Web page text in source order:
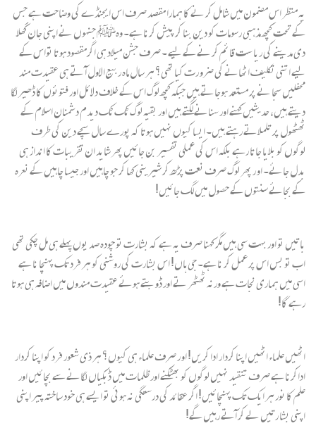
یہ منظر اس مضمون میں شامل کر نے کا ہمارا مقصد صرف اس ایجنڈے کی وضاحت ہے جس
کے تحت کچھ مذہبی رسومات کو دین بنا کر پیش کرنا ہے۔ وہﷺ جنہوں نے اپنی جان گھلا
دی مدینے کی ریا ست قائم کر نے کے لیے ۔ صرف جشن میلاد ہی اگرمقصود ہوتا تواس کے
لیے اتنی تکلیف اٹھانے کی ضرو رت کیا تھی؟ ہر سال ماہ ربیع الاول آ تے ہی عقیدت مند
محفلیں سجا نے پر مستعد ہوجاتے ہیں جبکہ کچھ لوگ اس کے خلاف دلائل اور فتوئوں کا ڈھیر لگا
دیتے ہیں، حدیثیں کہنے اور سنانے لگتے ہیں اور بقیہ لوگ ٹک ٹک دیدم دشمنان اسلام کے
ٹھٹھول پر تلملاتے رہتے ہیں۔ ایسا کیوں نہیں ہوتا کہ پورے سال سچے دین کی طرف
لوگوں کو بلایا جاتا رہے بلکہ اس کی عملی تفسیر بن جائیں پھر شاید ان تقریبات کا انداز ہی
بدل جائے۔ او ر پھر لوگ صرف نعت پڑھ کر شیرینی کھا کر جو چاہیں اور جیسا چاہیں کے نعرہ
کے بجائے سنتوں کے حصول میں لگ جائیں!
باتیں تو اور بہت سی ہیں مگر کہنا صرف یہ ہے کہ بشارت تو چودہ صد یوں پہلے ہی مل چکی تھی
اب تو بس اس پر عمل کر نا ہے۔ جی ہاں! اس بشارت کی روشنی کو ہر فرد تک پہنچا نا ہے
اسی میں ہماری نجات ہے ورنہ ٹھٹھر تے اور ڈو بتے ہوئے عقیدت مندوں میں اضافہ ہی ہوتا
رہے گا!
اٹھیں علماء اٹھیں اپنا کردار ادا کریں! او ر صرف علماء ہی کیوں؟ ہر ذی شعور فرد کو اپنا کردار
اداکرنا ہے صرف تنقید نہیں لوگوں کو بھٹکنے اور ظلمات میں ڈبکیاں لگانے سے بچائیں اور
علم کا نور ہر ایک تک پہنچائیں! اگر عقائد کی درستگی نہ ہوئی تو ایسے ہی خود ساختہ پیر اپنی
اپنی بشا رتیں لے کر آتے رہیں گے!